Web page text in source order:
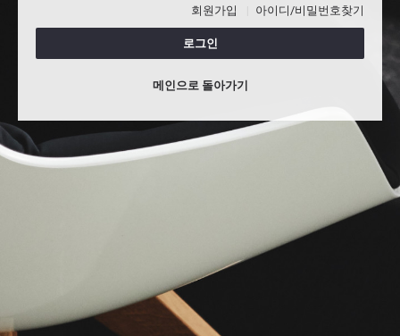
회원가입 아이디/비밀번호찾기
로그인
메인으로 돌아가기